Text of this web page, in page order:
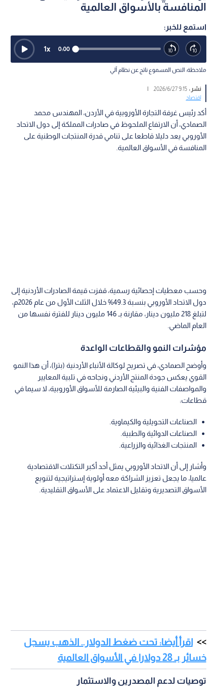
المنافسة بالأسواق العالمية
استمع للخبر:
0:00
1x
ملاحظة: النص المسموع ناتج عن نظام آلي
نشر :9:15 2026/6/27
|
اقتصاد
أكد رئيس غرفة التجارة الأوروبية في الأردن، المهندس محمد
الصمادي، أن الارتفاع الملحوظ في صادرات المملكة إلى دول الاتحاد
الأوروبي يعد دليلا قاطعا على تنامي قدرة المنتجات الوطنية على
المنافسة في الأسواق العالمية.
وحسب معطيات إحصائية رسمية، قفزت قيمة الصادرات الأردنية إلى
دول الاتحاد الأوروبي بنسبة 49.3% خلال الثلث الأول من عام 2026م،
لتبلغ 218 مليون دينار، مقارنة بـ 146 مليون دينار للفترة نفسها من
العام الماضي.
مؤشرات النمو والقطاعات الواعدة
وأوضح الصمادي، في تصريح لوكالة الأنباء الأردنية (بترا)، أن هذا النمو
القوي يعكس جودة المنتج الأردني ونجاحه في تلبية المعايير
والمواصفات الفنية والبيئية الصارمة للأسواق الأوروبية، لا سيما في
قطاعات:
الصناعات التحويلية والكيماوية.
الصناعات الدوائية والطبية.
المنتجات الغذائية والزراعية.
وأشار إلى أن الاتحاد الأوروبي يمثل أحد أكبر التكتلات الاقتصادية
عالميا، ما يجعل تعزيز الشراكة معه أولوية إستراتيجية لتنويع
الأسواق التصديرية وتقليل الاعتماد على الأسواق التقليدية.
اقرأ أيضا: تحت ضغط الدولار.. الذهب يسجل
خسائر بـ 28 دولارا في الأسواق العالمية
توصيات لدعم المصدرين والاستثمار